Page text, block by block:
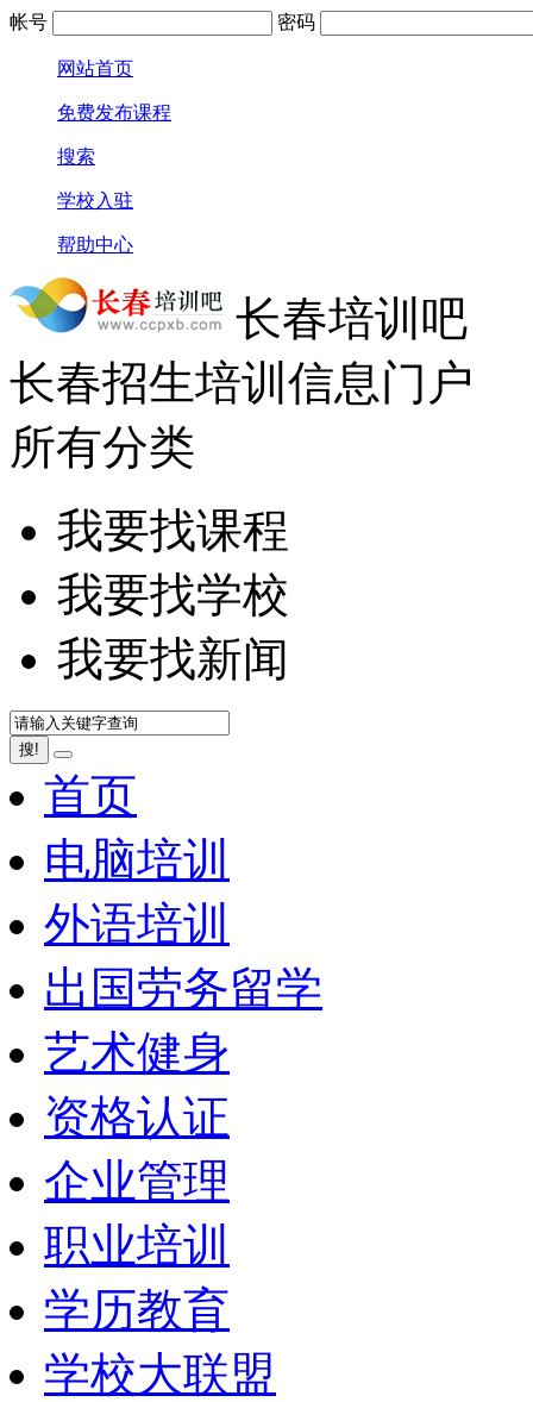
帐号 密码
网站首页
免费发布课程
搜索
学校入驻
帮助中心
长春培训吧
长春招生培训信息门户
所有分类
我要找课程
我要找学校
我要找新闻
搜!
首页
电脑培训
外语培训
出国劳务留学
艺术健身
资格认证
企业管理
职业培训
学历教育
学校大联盟